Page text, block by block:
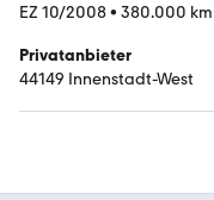
EZ 10/2008• 380.000 km
Privatanbieter
44149 Innenstadt-West